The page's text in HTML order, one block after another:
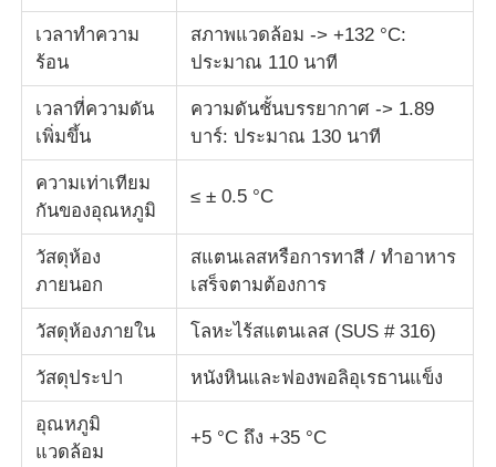
อุปกรณ์ทดสอบวัสดุก่อสร้าง
อุปกรณ์ทดสอบบรรจุภัณฑ์
อุปกรณ์การทดสอบเครื่องติด
เครื่องทดสอบผ้า
เครื่องทดสอบความแข็ง
เวลาทําความ
ร้อน
สภาพแวดล้อม -> +132 °C:
ประมาณ 110 นาที
เวลาที่ความดัน
เพิ่มขึ้น
ความดันชั้นบรรยากาศ -> 1.89
บาร์: ประมาณ 130 นาที
ความเท่าเทียม
กันของอุณหภูมิ
≤ ± 0.5 °C
วัสดุห้อง
ภายนอก
สแตนเลสหรือการทาสี / ทําอาหาร
เสร็จตามต้องการ
วัสดุห้องภายใน โลหะไร้สแตนเลส (SUS # 316)
วัสดุประปา หนังหินและฟองพอลิอุเรธานแข็ง
อุณหภูมิ
แวดล้อม
+5 °C ถึง +35 °C